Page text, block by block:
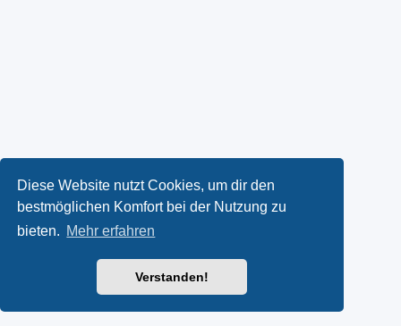
Diese Website nutzt Cookies, um dir den
bestmöglichen Komfort bei der Nutzung zu
bieten. Mehr erfahren
Verstanden!